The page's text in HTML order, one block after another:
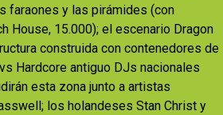
faraones y las pirámides (con
House, 15.000); el escenario Dragon
construida con contenedores de
Hardcore antiguo DJs nacionales
esta zona junto a artistas
los holandeses Stan Christ y